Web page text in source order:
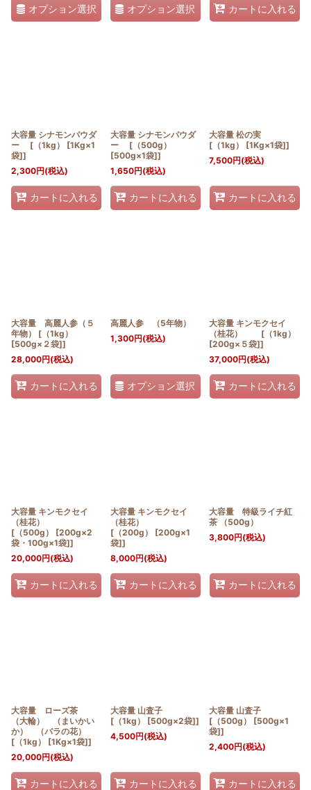
オプション選択 オプション選択 カートに入れる
大容量 シナモンパウダ
ー [（1kg） [1Kg×1
袋]]
2,300円(税込)
カートに入れる
大容量 シナモンパウダ
ー [（500g）
[500g×1袋]]
1,650円(税込)
カートに入れる
大容量 松の実
[（1kg） [1Kg×1袋]]
7,500円(税込)
カートに入れる
大容量 高麗人参（５
年物） [（1kg）
[500g×２袋]]
28,000円(税込)
カートに入れる
高麗人参 （5年物）
1,300円(税込)
オプション選択
大容量 キンモクセイ
（桂花） [（1kg）
[200g×５袋]]
37,000円(税込)
カートに入れる
大容量 キンモクセイ
（桂花）
[（500g） [200g×2
袋・100g×1袋]]
20,000円(税込)
カートに入れる
大容量 キンモクセイ
（桂花）
[（200g） [200g×1
袋]]
8,000円(税込)
カートに入れる
大容量 特級ライチ紅
茶 （500g）
3,800円(税込)
カートに入れる
大容量 ローズ茶
（大輪） （まいかい
か） （バラの花）
[（1kg） [1Kg×1袋]]
20,000円(税込)
カートに入れる
大容量 山査子
[（1kg） [500g×2袋]]
4,500円(税込)
カートに入れる
大容量 山査子
[（500g） [500g×1
袋]]
2,400円(税込)
カートに入れる